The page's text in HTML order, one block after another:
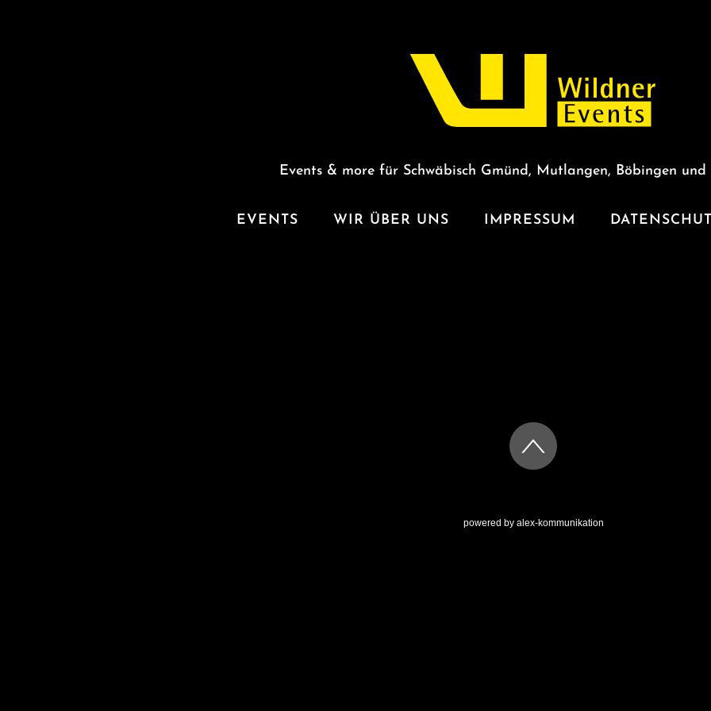
Events & more für Schwäbisch Gmünd, Mutlangen, Böbingen und
EVENTS WIR ÜBER UNS IMPRESSUM
powered by alex-kommunikation